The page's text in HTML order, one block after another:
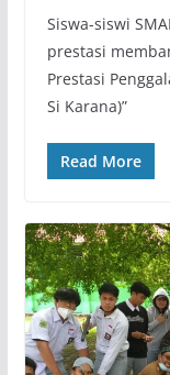
Siswa-siswi
prestasi
Prestasi
Si Karana)”
Read More